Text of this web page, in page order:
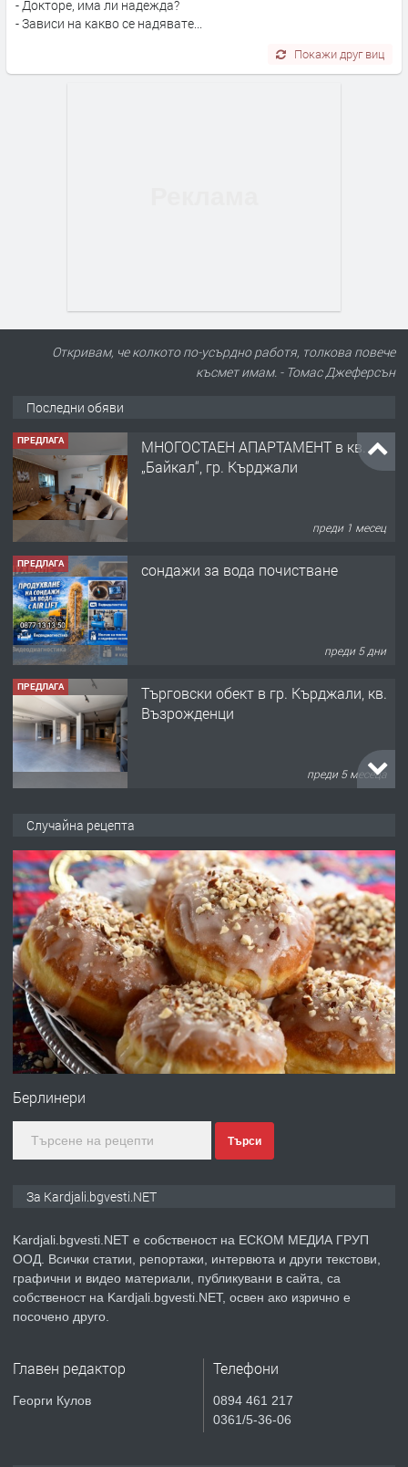
- Докторе, има ли надежда?
- Зависи на какво се надявате...
Покажи друг виц
Откривам, че колкото по-усърдно работя, толкова повече
късмет имам. - Томас Джеферсън
Последни обяви
ПРЕДЛАГА
МНОГОСТАЕН АПАРТАМЕНТ в кв.
„Байкал“, гр. Кърджали
преди 1 месец
ПРЕДЛАГА сондажи за вода почистване
преди 5 дни
ПРЕДЛАГА
Tърговски обект в гр. Кърджали, кв.
Възрожденци
преди 5 месеца
преди 6 месеца
ПРЕДЛАГА
Заведение /ресторант, бистро/ в с.
Чакаларово, община Кирково
преди 7 месеца
ПРЕДЛАГА
Гараж под наем в супер център
на язовир Студен кладенец 331м2 |
преди 1 година
ПРЕДЛАГА
Курс
Случайна рецепта
Берлинери
Търси
За Kardjali.bgvesti.NET
Kardjali.bgvesti.NET е собственост на ЕСКОМ МЕДИА ГРУП
ООД. Всички статии, репортажи, интервюта и други текстови,
графични и видео материали, публикувани в сайта, са
собственост на Kardjali.bgvesti.NET, освен ако изрично е
посочено друго.
Главен редактор
Георги Кулов
Телефони
0894 461 217
0361/5-36-06